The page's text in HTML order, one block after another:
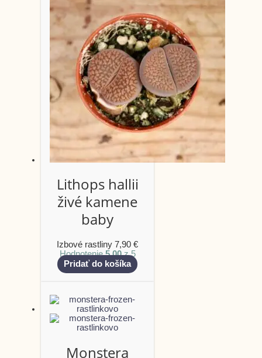
Lithops hallii
živé kamene
baby
Izbové rastliny7,90€
Hodnotenie5.00z 5
Pridať do košíka
Monstera